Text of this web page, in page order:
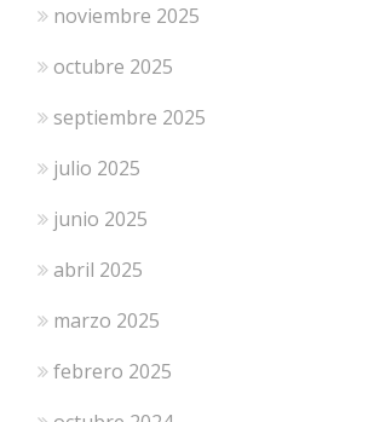
noviembre 2025
octubre 2025
septiembre 2025
julio 2025
junio 2025
abril 2025
marzo 2025
febrero 2025